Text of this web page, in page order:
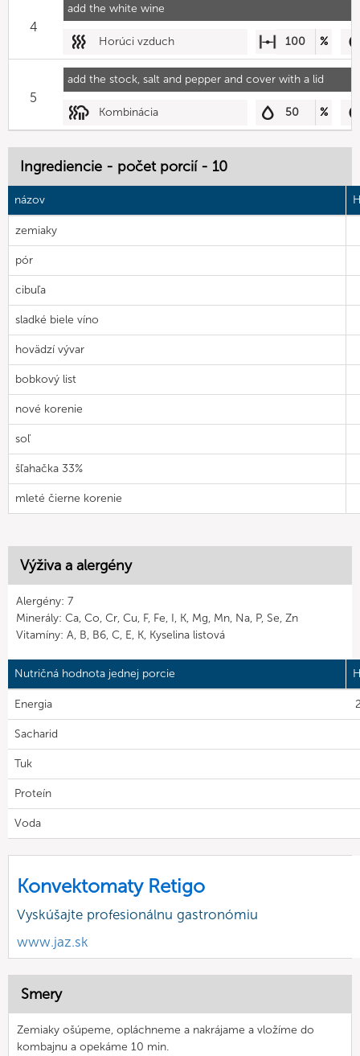
add the white wine
4
Horúci vzduch 100 %
add the stock, salt and pepper and cover with a lid
5
Kombinácia 50 %
Ingrediencie - počet porcií - 10
názov
zemiaky
pór
cibuľa
sladké biele víno
hovädzí vývar
bobkový list
nové korenie
soľ
šľahačka 33%
mleté čierne korenie
Výživa a alergény
Alergény: 7
Minerály: Ca, Co, Cr, Cu, F, Fe, I, K, Mg, Mn, Na, P, Se, Zn
Vitamíny: A, B, B6, C, E, K, Kyselina listová
Nutričná hodnota jednej porcie
Energia
Sacharid
Tuk
Proteín
Voda
Konvektomaty Retigo
Vyskúšajte profesionálnu gastronómiu
www.jaz.sk
Smery
Zemiaky ošúpeme, opláchneme a nakrájame a vložíme do
kombajnu a opekáme 10 min.